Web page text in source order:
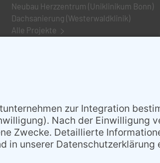
Neubau Herzzentrum (Uniklinikum Bonn)
Dachsanierung (Westerwaldklinik)
Alle Projekte
0
|Impressum